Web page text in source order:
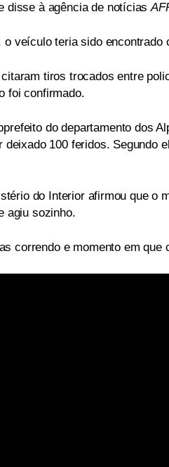
disse à agência de notícias
veículo teria sido encontrado
tiros trocados entre
foi confirmado.
do departamento dos
deixado 100 feridos. Segundo
do Interior afirmou que o
agiu sozinho.
correndo e momento em que